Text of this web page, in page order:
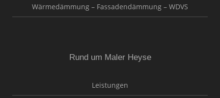
Wärmedämmung – Fassadendämmung – WDVS
Rund um Maler Heyse
Leistungen